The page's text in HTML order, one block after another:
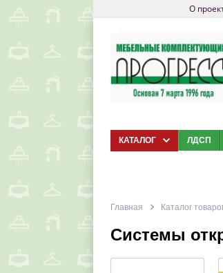
О
КАТАЛОГ ЛДСП
Главная Каталог
Системы